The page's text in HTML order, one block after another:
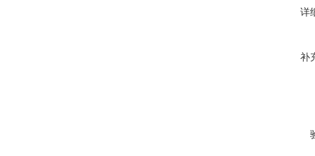
详
补